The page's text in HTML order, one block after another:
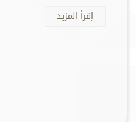
إقرأ المزيد